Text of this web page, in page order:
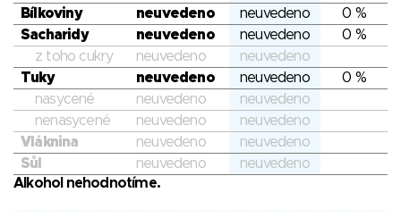
Bílkoviny
neuvedeno neuvedeno
0 %
Sacharidy
neuvedeno neuvedeno
0 %
z toho cukry
neuvedeno
neuvedeno
Tuky
neuvedeno neuvedeno
0 %
nasycené
neuvedeno
neuvedeno
nenasycené
neuvedeno
neuvedeno
Vláknina
neuvedeno
neuvedeno
Sůl
neuvedeno
neuvedeno
Alkohol nehodnotíme.